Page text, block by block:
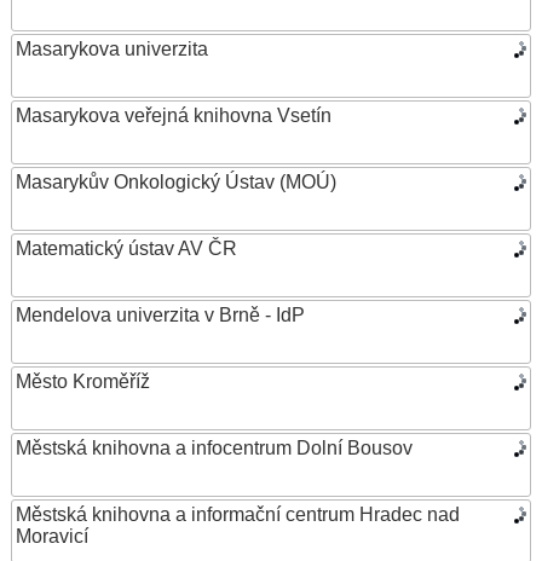
Masarykova univerzita
Masarykova veřejná knihovna Vsetín
Masarykův Onkologický Ústav (MOÚ)
Matematický ústav AV ČR
Mendelova univerzita v Brně - IdP
Město Kroměříž
Městská knihovna a infocentrum Dolní Bousov
Městská knihovna a informační centrum Hradec nad
Moravicí